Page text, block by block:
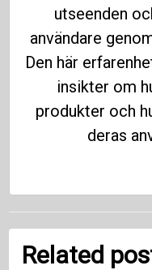
utseenden
användare
Den här
insikter om
produkter och
deras
Related